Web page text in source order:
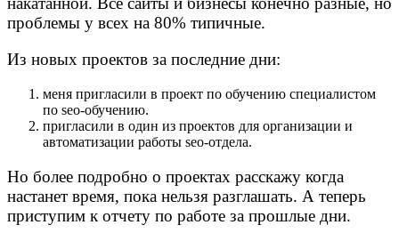
проблемы у всех на 80% типичные.
Из новых проектов за последние дни:
меня пригласили в проект по обучению специалистом
по seo-обучению.
пригласили в один из проектов для организации и
автоматизации работы seo-отдела.
Но более подробно о проектах расскажу когда
настанет время, пока нельзя разглашать. А теперь
приступим к отчету по работе за прошлые дни.